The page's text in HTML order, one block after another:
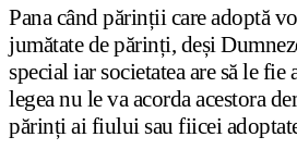
Pana când părinții care adoptă
jumătate de părinți, deși
special iar societatea are să le fie
legea nu le va acorda acestora
părinți ai fiului sau fiicei